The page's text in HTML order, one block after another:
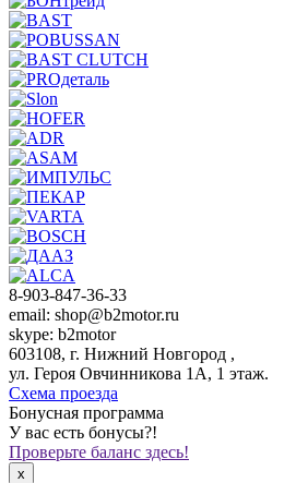
8-903-847-36-33
email: shop@b2motor.ru
skype: b2motor
603108, г. Нижний Новгород ,
ул. Героя Овчинникова 1А, 1 этаж.
Схема проезда
Бонусная программа
У вас есть бонусы?!
Проверьте баланс здесь!
x